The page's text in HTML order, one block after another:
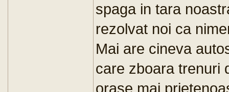
spaga in tara
rezolvat noi ca
Mai are cineva
care zboara trenuri
orase mai